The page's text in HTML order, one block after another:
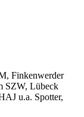
Finkenwerder
SZW, Lübeck
u.a. Spotter,